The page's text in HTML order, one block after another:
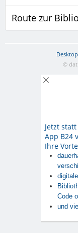
Route zur
©
Jetzt
App B24
Ihre
Code
und